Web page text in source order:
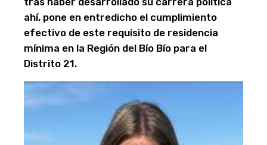
ahí, pone en entredicho el cumplimiento
efectivo de este requisito de residencia
mínima en la Región del Bío Bío para el
Distrito 21.